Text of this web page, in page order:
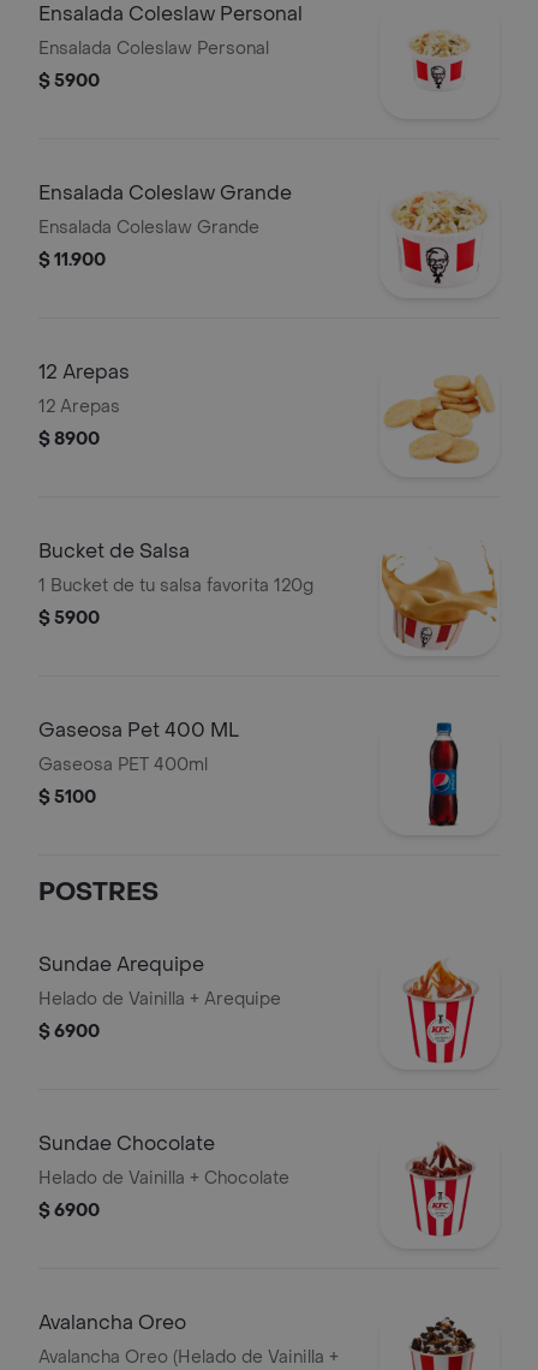
Ensalada Coleslaw Personal
Ensalada Coleslaw Personal
$ 5900
Ensalada Coleslaw Grande
Ensalada Coleslaw Grande
$ 11.900
12 Arepas
12 Arepas
$ 8900
Bucket de Salsa
1 Bucket de tu salsa favorita 120g
$ 5900
Gaseosa Pet 400 ML
Gaseosa PET 400ml
$ 5100
POSTRES
Sundae Arequipe
Helado de Vainilla + Arequipe
$ 6900
Sundae Chocolate
Helado de Vainilla + Chocolate
$ 6900
Avalancha Oreo
Avalancha Oreo (Helado de Vainilla +